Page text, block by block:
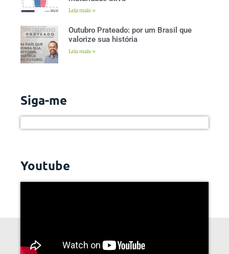
Leia mais »
Outubro Prateado: por um Brasil que
valorize sua história
Leia mais »
Siga-me
Youtube